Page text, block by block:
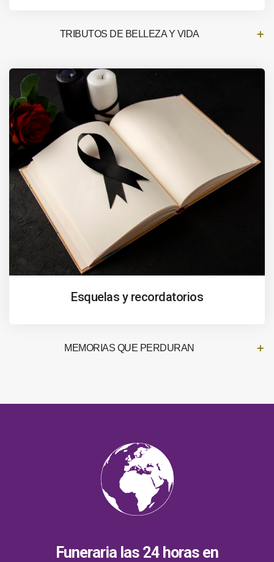
TRIBUTOS DE BELLEZA Y VIDA
Esquelas y recordatorios
MEMORIAS QUE PERDURAN
Funeraria las 24 horas en